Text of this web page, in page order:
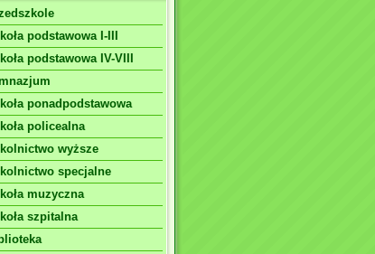
podstawowa I-III
podstawowa IV-VIII
ponadpodstawowa
policealna
wyższe
specjalne
muzyczna
szpitalna